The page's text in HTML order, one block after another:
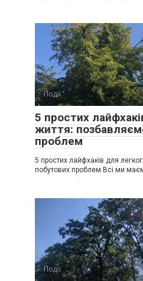
Події
5 простих
життя:
проблем
5 простих лайфхаків для
побутових проблем Всі ми
Події